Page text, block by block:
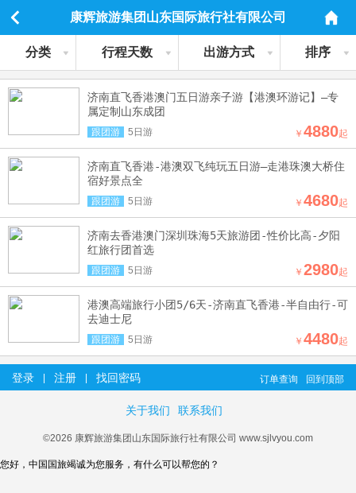
康辉旅游集团山东国际旅行社有限公司
分类 行程天数 出游方式 排序
济南直飞香港澳门五日游亲子游【港澳环游记】—专
属定制山东成团
跟团游 5日游 ￥ 4880起
济南直飞香港-港澳双飞纯玩五日游—走港珠澳大桥住
宿好景点全
跟团游 5日游 ￥ 4680起
济南去香港澳门深圳珠海5天旅游团-性价比高-夕阳
红旅行团首选
跟团游 5日游 ￥ 2980起
港澳高端旅行小团5/6天-济南直飞香港-半自由行-可
去迪士尼
跟团游 5日游 ￥ 4480起
登录 注册 找回密码 回到顶部
订单查询
关于我们 联系我们
©2026 康辉旅游集团山东国际旅行社有限公司 www.sjlvyou.com
您好，中国国旅竭诚为您服务，有什么可以帮您的？